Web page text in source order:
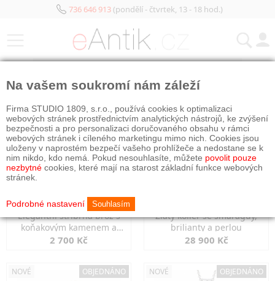
736 646 913(pondělí - čtvrtek, 13 - 18 hod.)
Elegantní stříbrná brož s
koňakovým kamenem a
markazity
2 700 Kč
Zlatý kolier se smaragdy,
brilianty a perlou
28 900 Kč
NOVÉ OBJEDNÁNO NOVÉ OBJEDNÁNO
Na vašem soukromí nám záleží
Firma STUDIO 1809, s.r.o., používá cookies k optimalizaci
webových stránek prostřednictvím analytických nástrojů, ke zvýšení
bezpečnosti a pro personalizaci doručovaného obsahu v rámci
webových stránek i cíleného marketingu mimo nich. Cookies jsou
uloženy v naprostém bezpečí vašeho prohlížeče a nedostane se k
nim nikdo, kdo nemá. Pokud nesouhlasíte, můžete povolit pouze
nezbytné cookies, které mají na starost základní funkce webových
stránek.
Podrobné nastavení Souhlasím